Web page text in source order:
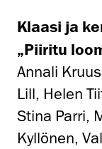
Klaasi ja
„Piiritu
Annali
Lill, Helen
Stina Parri,
Kyllönen,